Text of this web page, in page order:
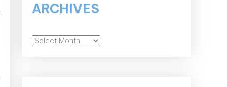
ARCHIVES
Archives